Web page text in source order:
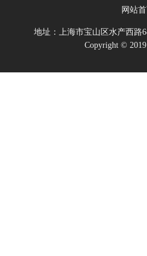
网站
地址：上海市宝山区水产西路
Copyright ©